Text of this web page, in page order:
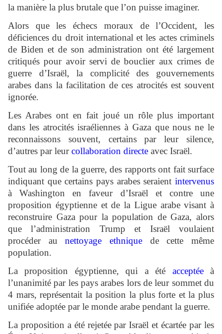
la manière la plus brutale que l’on puisse imaginer.
Alors que les échecs moraux de l’Occident, les
déficiences du droit international et les actes criminels
de Biden et de son administration ont été largement
critiqués pour avoir servi de bouclier aux crimes de
guerre d’Israël, la complicité des gouvernements
arabes dans la facilitation de ces atrocités est souvent
ignorée.
Les Arabes ont en fait joué un rôle plus important
dans les atrocités israéliennes à Gaza que nous ne le
reconnaissons souvent, certains par leur silence,
d’autres par leurcollaboration directe avec Israël.
Tout au long de la guerre, des rapports ont fait surface
indiquant que certains pays arabes seraient intervenus
à Washington en faveur d’Israël et contre une
proposition égyptienne et de la Ligue arabe visant à
reconstruire Gaza pour la population de Gaza, alors
que l’administration Trump et Israël voulaient
procéder aunettoyage ethnique de cette même
population.
La proposition égyptienne, qui a été acceptéeà
l’unanimité par les pays arabes lors de leur sommet du
4 mars, représentait la position la plus forte et la plus
unifiée adoptée par le monde arabe pendant la guerre.
La proposition a été rejetée par Israël et écartée par les